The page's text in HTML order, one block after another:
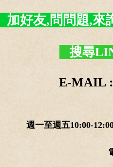
加好友,問問題,來
搜尋
E-MAIL :
週一至週五10:00-